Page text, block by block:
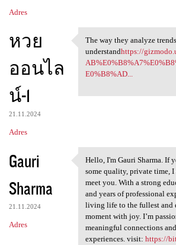
Adres
หวย
ออนไล
น์-1
21.11.2024
Adres
The way they
The way they analyze
understandhttps://
E0%B8%AD...
Gauri
Sharma
21.11.2024
Adres
Hello, I'm Gauri
Hello, I'm Gauri Sharma. If
some quality, private time,
meet you. With a strong
and years of professional
living life to the fullest and
moment with joy. I’m
meaningful connections
experiences. visit: https://